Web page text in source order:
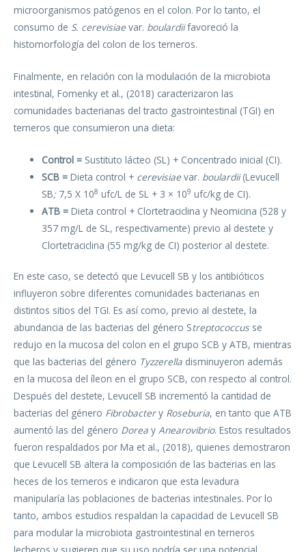
microorganismos patógenos en el colon. Por lo tanto, el
consumo de S. cerevisiae var. boulardiifavoreció la
histomorfología del colon de los terneros.
Finalmente, en relación con la modulación de la microbiota
intestinal, Fomenky et al., (2018) caracterizaron las
comunidades bacterianas del tracto gastrointestinal (TGI) en
terneros que consumieron una dieta:
Control = Sustituto lácteo (SL) + Concentrado inicial (CI).
SCB = Dieta control + cerevisiaevar. boulardii(Levucell
SB; 7,5 X 108 ufc/L de SL + 3 × 109 ufc/kg de CI).
ATB = Dieta control + Clortetraciclina y Neomicina (528 y
357 mg/L de SL, respectivamente) previo al destete y
Clortetraciclina (55 mg/kg de CI) posterior al destete.
En este caso, se detectó que Levucell SB y los antibióticos
influyeron sobre diferentes comunidades bacterianas en
distintos sitios del TGI. Es así como, previo al destete, la
abundancia de las bacterias del género Streptococcusse
redujo en la mucosa del colon en el grupo SCB y ATB, mientras
que las bacterias del género Tyzzerella disminuyeron además
en la mucosa del íleon en el grupo SCB, con respecto al control.
Después del destete, Levucell SB incrementó la cantidad de
bacterias del género Fibrobactery Roseburia, en tanto que ATB
aumentó las del género Dorea y Anearovibrio. Estos resultados
fueron respaldados por Ma et al., (2018), quienes demostraron
que Levucell SB altera la composición de las bacterias en las
heces de los terneros e indicaron que esta levadura
manipularía las poblaciones de bacterias intestinales. Por lo
tanto, ambos estudios respaldan la capacidad de Levucell SB
para modular la microbiota gastrointestinal en terneros